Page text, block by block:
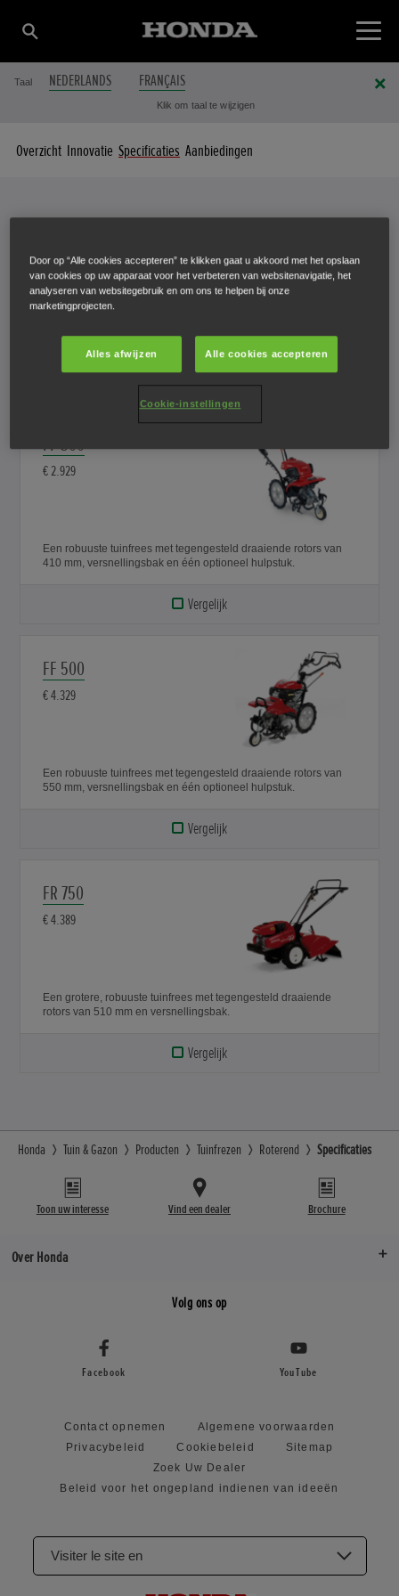
Taal NEDERLANDS FRANÇAIS
Klik om taal te wijzigen
Overzicht Innovatie Specificaties Aanbiedingen
UW FREES IN DETAIL
Selecteer een frees om de specificaties weer te geven.
FF 300
€ 2.929
Een robuuste tuinfrees met tegengesteld draaiende rotors van
410 mm, versnellingsbak en één optioneel hulpstuk.
Vergelijk
FF 500
€ 4.329
Een robuuste tuinfrees met tegengesteld draaiende rotors van
550 mm, versnellingsbak en één optioneel hulpstuk.
Vergelijk
FR 750
€ 4.389
Een grotere, robuuste tuinfrees met tegengesteld draaiende
rotors van 510 mm en versnellingsbak.
Vergelijk
Honda Tuin & Gazon Producten Tuinfrezen Roterend Specificaties
Toon uw interesse Vind een dealer Brochure
Over Honda
Volg ons op
Facebook YouTube
Contact opnemen
Algemene voorwaarden
Privacybeleid
Cookiebeleid
Sitemap
Zoek Uw Dealer
Beleid voor het ongepland indienen van ideeën
Visiter le site en
Door op “Alle cookies accepteren” te klikken gaat u akkoord met het opslaan
van cookies op uw apparaat voor het verbeteren van websitenavigatie, het
analyseren van websitegebruik en om ons te helpen bij onze
marketingprojecten.
Alles afwijzen Alle cookies accepteren
Cookie-instellingen